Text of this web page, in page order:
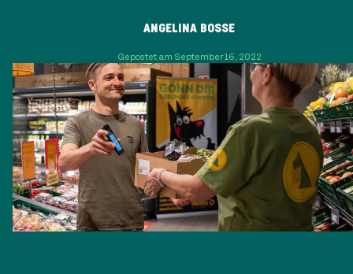
ANGELINA BOSSE
Gepostet am September 16, 2022